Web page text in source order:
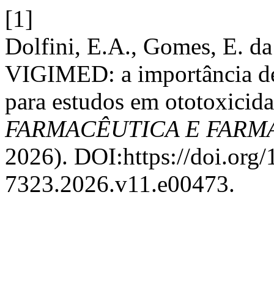
[1]
Dolfini, E.A., Gomes, E.
VIGIMED: a importância
para estudos em
FARMACÊUTICA E
2026). DOI:https://doi.org/
7323.2026.v11.e00473.